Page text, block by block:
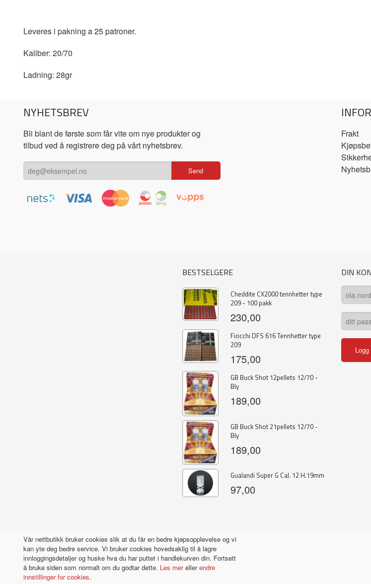
Leveres i pakning a 25 patroner.
Kaliber: 20/70
Ladning: 28gr
NYHETSBREV
Bli blant de første som får vite om nye produkter og
tilbud ved å registrere deg på vårt nyhetsbrev.
Frakt
BESTSELGERE
Cheddite CX2000 tennhetter type
209 - 100 pakk
230,00
Fiocchi DFS 616 Tennhetter type
209
175,00
GB Buck Shot 12pellets 12/70 -
Bly
189,00
GB Buck Shot 21pellets 12/70 -
Bly
189,00
Gualandi Super G Cal. 12 H.19mm
97,00
DIN
Vår nettbutikk bruker cookies slik at du får en bedre kjøpsopplevelse og vi
kan yte deg bedre service. Vi bruker cookies hovedsaklig til å lagre
innloggingsdetaljer og huske hva du har puttet i handlekurven din. Fortsett
å bruke siden som normalt om du godtar dette. Les merellerendre
innstillinger for cookies.